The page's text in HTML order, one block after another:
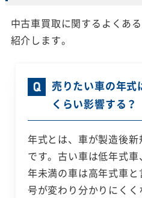
中古車買取に関するよくあ
紹介します。
売りたい車の年式
くらい影響する？
年式とは、車が製造後
です。古い車は低年式
年未満の車は高年式車
号が変わり分かりにく